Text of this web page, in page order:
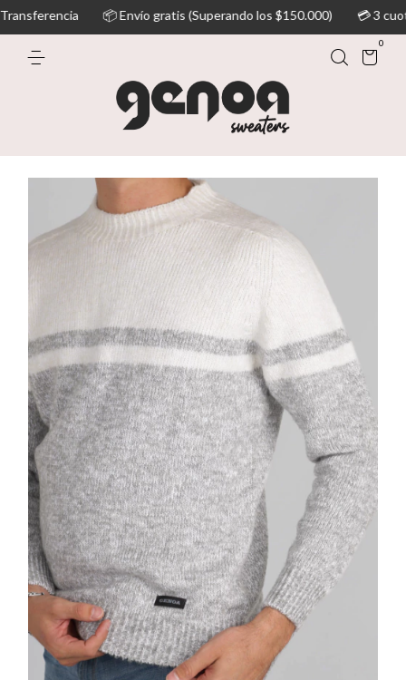
📦 Envío gratis (Superando los $150.000) 💳 3 cuotas sin
0